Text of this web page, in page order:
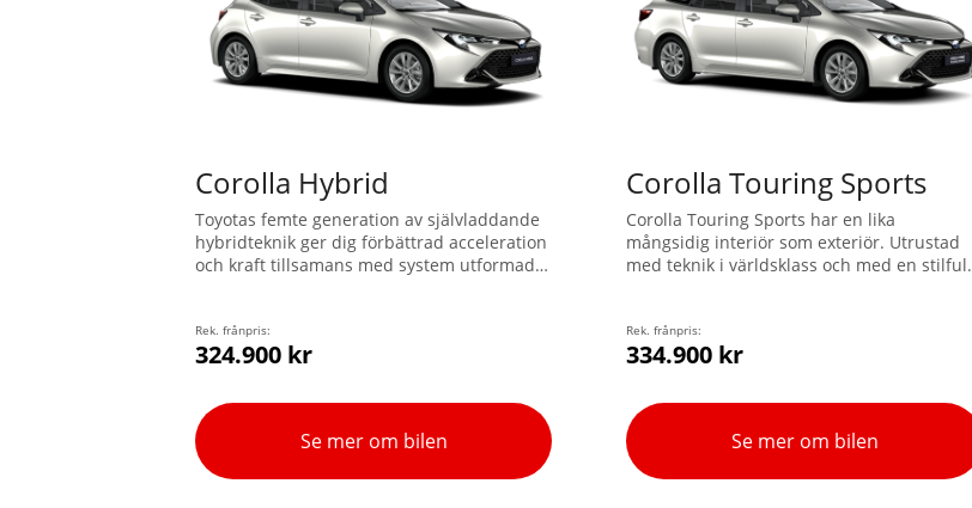
Corolla Hybrid
Toyotas femte generation av självladdande
hybridteknik ger dig förbättrad acceleration
och kraft tillsamans med system utformade
motorhuv och en svepande, aerodynamisk
taklinje. Världens mest sålda bil är nu
Rek. frånpris:
324.900 kr
Se mer om bilen
Corolla Touring Sports
Corolla Touring Sports har en lika
mångsidig interiör som exteriör. Utrustad
med teknik i världsklass och med en stilfull
hybridmotorer i världsklass för samma
modell; en 1,8 l eller en ännu kraftfullare på
nivå.
Rek. frånpris:
334.900 kr
Se mer om bilen